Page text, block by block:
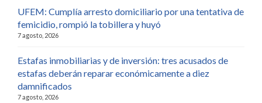
UFEM: Cumplía arresto domiciliario por una tentativa de
femicidio, rompió la tobillera y huyó
7 agosto, 2026
Estafas inmobiliarias y de inversión: tres acusados de
estafas deberán reparar económicamente a diez
damnificados
7 agosto, 2026